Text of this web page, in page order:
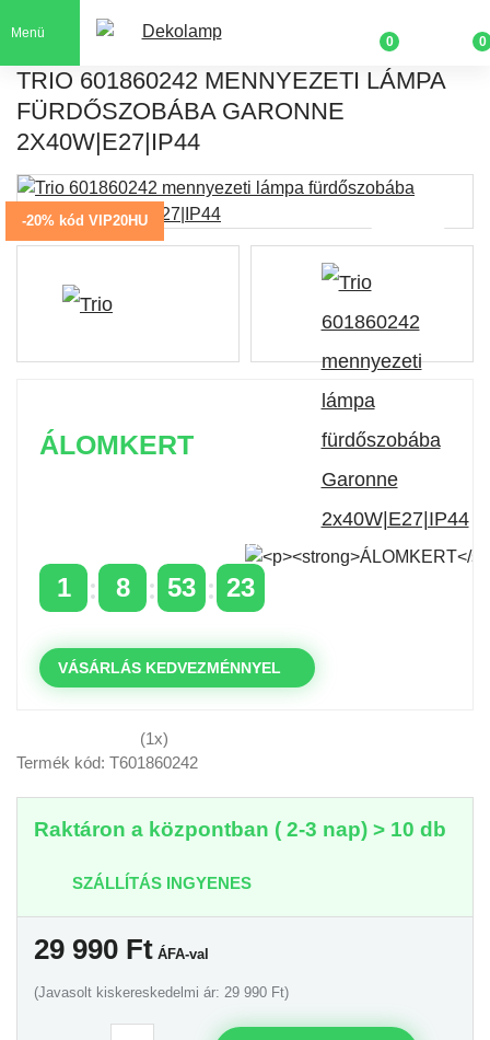
Menü
0 0
TRIO 601860242 MENNYEZETI LÁMPA
FÜRDŐSZOBÁBA GARONNE
2X40W|E27|IP44
-20% kód VIP20HU
ÁLOMKERT
a következő kóddal: VIP20HU
1 8 53 23
VÁSÁRLÁS KEDVEZMÉNNYEL
(1x)
Termék kód: T601860242
Raktáron a központban ( 2-3 nap) > 10 db
SZÁLLÍTÁS INGYENES
29 990 Ft ÁFA-val
(Javasolt kiskereskedelmi ár: 29 990 Ft)